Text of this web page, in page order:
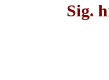
Sig.